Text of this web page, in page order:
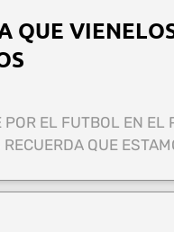
QUE
EL FUTBOL EN EL
QUE